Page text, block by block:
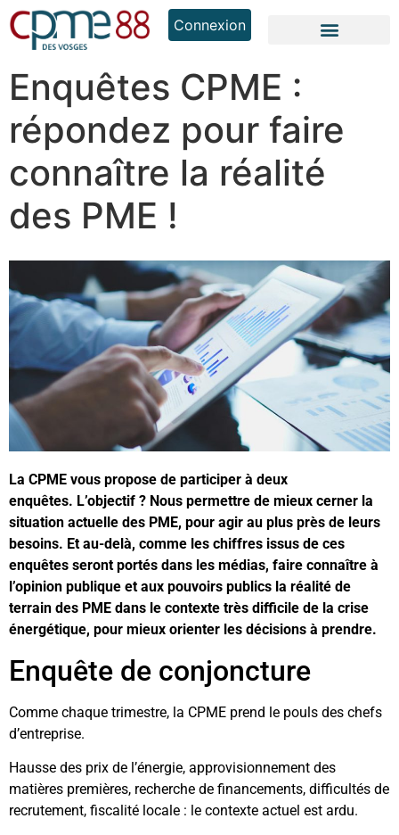
Connexion
Enquêtes CPME :
répondez pour faire
connaître la réalité
des PME !
La CPME vous propose de participer à deux
enquêtes. L’objectif ? Nous permettre de mieux cerner la
situation actuelle des PME, pour agir au plus près de leurs
besoins. Et au-delà, comme les chiffres issus de ces
enquêtes seront portés dans les médias, faire connaître à
l’opinion publique et aux pouvoirs publics la réalité de
terrain des PME dans le contexte très difficile de la crise
énergétique, pour mieux orienter les décisions à prendre.
Enquête de conjoncture
Comme chaque trimestre, la CPME prend le pouls des chefs
d’entreprise.
Hausse des prix de l’énergie, approvisionnement des
matières premières, recherche de financements, difficultés de
recrutement, fiscalité locale : le contexte actuel est ardu.